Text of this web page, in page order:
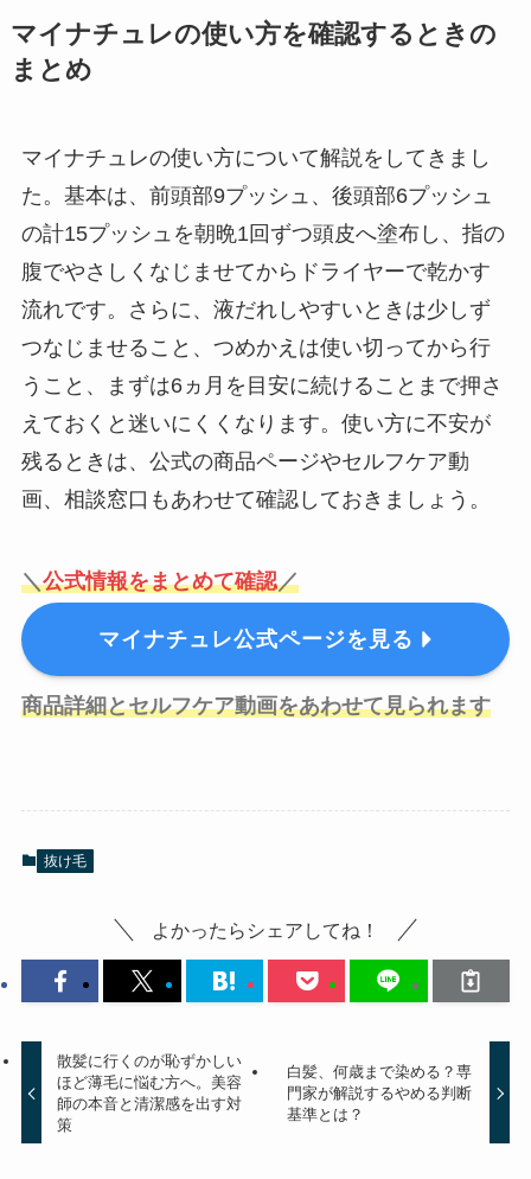
マイナチュレの使い方を確認するときの
まとめ
マイナチュレの使い方について解説をしてきまし
た。基本は、前頭部9プッシュ、後頭部6プッシュ
の計15プッシュを朝晩1回ずつ頭皮へ塗布し、指の
腹でやさしくなじませてからドライヤーで乾かす
流れです。さらに、液だれしやすいときは少しず
つなじませること、つめかえは使い切ってから行
うこと、まずは6ヵ月を目安に続けることまで押さ
えておくと迷いにくくなります。使い方に不安が
残るときは、公式の商品ページやセルフケア動
画、相談窓口もあわせて確認しておきましょう。
＼公式情報をまとめて確認／
マイナチュレ公式ページを見る
商品詳細とセルフケア動画をあわせて見られます
抜け毛
よかったらシェアしてね！
散髪に行くのが恥ずかしい
ほど薄毛に悩む方へ。美容
師の本音と清潔感を出す対
策
白髪、何歳まで染める？専
門家が解説するやめる判断
基準とは？